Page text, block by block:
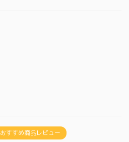
おすすめ商品レビュー